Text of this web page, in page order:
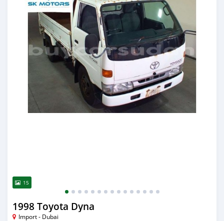
15
1998 Toyota Dyna
Import - Dubai